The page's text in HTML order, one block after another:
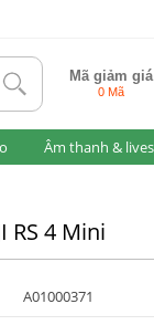
tlk Mã giảm giá
0 Mã
Âm thanh &
RS 4 Mini
A01000371